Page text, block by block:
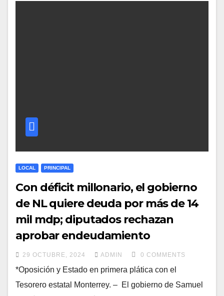
LOCAL PRINCIPAL
Con déficit millonario, el gobierno
de NL quiere deuda por más de 14
mil mdp; diputados rechazan
aprobar endeudamiento
29 OCTUBRE, 2024 ADMIN 0 COMMENTS
*Oposición y Estado en primera plática con el
Tesorero estatal Monterrey. – El gobierno de Samuel